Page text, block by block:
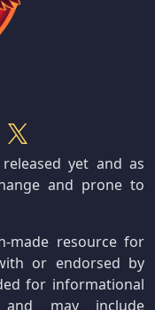
yet and as
and prone to
made resource for
or endorsed by
for informational
and may include